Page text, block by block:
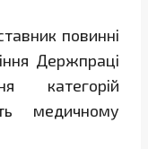
повинні
Держпраці
категорій
медичному